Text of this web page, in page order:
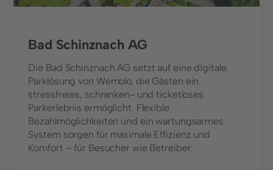
Bad Schinznach AG
Die Bad Schinznach AG setzt auf eine digitale
Parklösung von Wemolo, die Gästen ein
stressfreies, schranken- und ticketloses
Parkerlebnis ermöglicht. Flexible
Bezahlmöglichkeiten und ein wartungsarmes
System sorgen für maximale Effizienz und
Komfort – für Besucher wie Betreiber.